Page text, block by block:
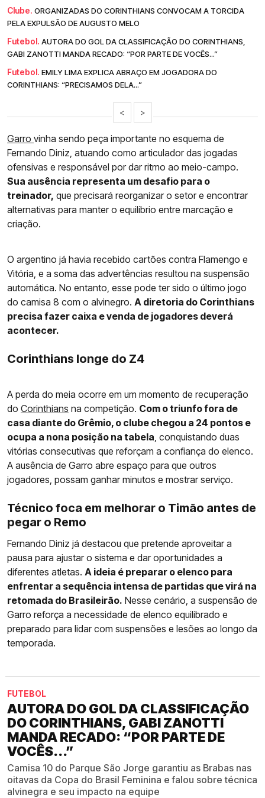
Clube. ORGANIZADAS DO CORINTHIANS CONVOCAM A TORCIDA
PELA EXPULSÃO DE AUGUSTO MELO
Futebol. AUTORA DO GOL DA CLASSIFICAÇÃO DO CORINTHIANS,
GABI ZANOTTI MANDA RECADO: “POR PARTE DE VOCÊS...”
Futebol. EMILY LIMA EXPLICA ABRAÇO EM JOGADORA DO
CORINTHIANS: “PRECISAMOS DELA...”
< >
Garro vinha sendo peça importante no esquema de
Fernando Diniz, atuando como articulador das jogadas
ofensivas e responsável por dar ritmo ao meio-campo.
Sua ausência representa um desafio para o
treinador, que precisará reorganizar o setor e encontrar
alternativas para manter o equilíbrio entre marcação e
criação.
O argentino já havia recebido cartões contra Flamengo e
Vitória, e a soma das advertências resultou na suspensão
automática. No entanto, esse pode ter sido o último jogo
do camisa 8 com o alvinegro. A diretoria do Corinthians
precisa fazer caixa e venda de jogadores deverá
acontecer.
Corinthians longe do Z4
A perda do meia ocorre em um momento de recuperação
do Corinthians na competição. Com o triunfo fora de
casa diante do Grêmio, o clube chegou a 24 pontos e
ocupa a nona posição na tabela , conquistando duas
vitórias consecutivas que reforçam a confiança do elenco.
A ausência de Garro abre espaço para que outros
jogadores, possam ganhar minutos e mostrar serviço.
Técnico foca em melhorar o Timão antes de
pegar o Remo
Fernando Diniz já destacou que pretende aproveitar a
pausa para ajustar o sistema e dar oportunidades a
diferentes atletas. A ideia é preparar o elenco para
enfrentar a sequência intensa de partidas que virá na
retomada do Brasileirão. Nesse cenário, a suspensão de
Garro reforça a necessidade de elenco equilibrado e
preparado para lidar com suspensões e lesões ao longo da
temporada.
FUTEBOL
AUTORA DO GOL DA CLASSIFICAÇÃO
DO CORINTHIANS, GABI ZANOTTI
MANDA RECADO: “POR PARTE DE
VOCÊS...”
Camisa 10 do Parque São Jorge garantiu as Brabas nas
oitavas da Copa do Brasil Feminina e falou sobre técnica
alvinegra e seu impacto na equipe